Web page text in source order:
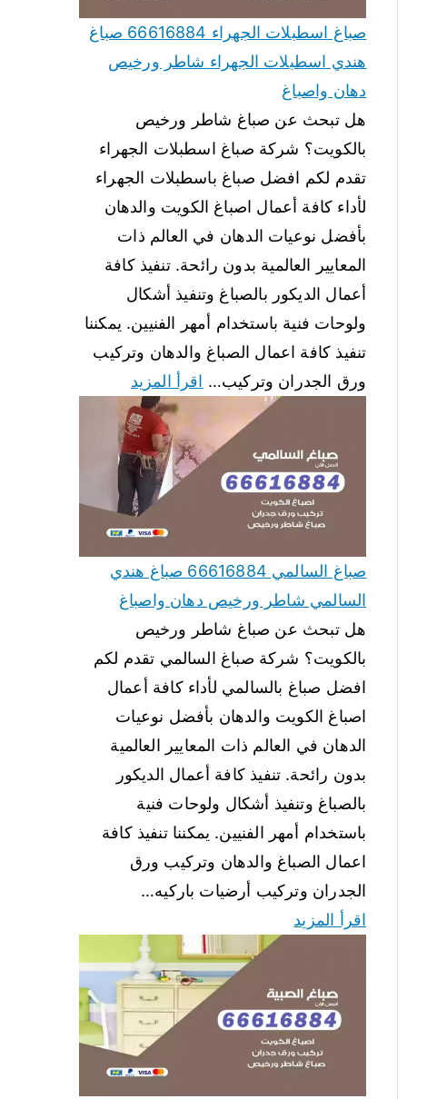
صباغ اسطبلات الجهراء 66616884 صباغ
هندي اسطبلات الجهراء شاطر ورخيص
دهان واصباغ
هل تبحث عن صباغ شاطر ورخيص
بالكويت؟ شركة صباغ اسطبلات الجهراء
تقدم لكم افضل صباغ باسطبلات الجهراء
لأداء كافة أعمال اصباغ الكويت والدهان
بأفضل نوعيات الدهان في العالم ذات
المعايير العالمية بدون رائحة. تنفيذ كافة
أعمال الديكور بالصباغ وتنفيذ أشكال
ولوحات فنية باستخدام أمهر الفنيين. يمكننا
تنفيذ كافة اعمال الصباغ والدهان وتركيب
ورق الجدران وتركيب… اقرأ المزيد
صباغ السالمي 66616884 صباغ هندي
السالمي شاطر ورخيص دهان واصباغ
هل تبحث عن صباغ شاطر ورخيص
بالكويت؟ شركة صباغ السالمي تقدم لكم
افضل صباغ بالسالمي لأداء كافة أعمال
اصباغ الكويت والدهان بأفضل نوعيات
الدهان في العالم ذات المعايير العالمية
بدون رائحة. تنفيذ كافة أعمال الديكور
بالصباغ وتنفيذ أشكال ولوحات فنية
باستخدام أمهر الفنيين. يمكننا تنفيذ كافة
اعمال الصباغ والدهان وتركيب ورق
الجدران وتركيب أرضيات باركيه…
اقرأ المزيد